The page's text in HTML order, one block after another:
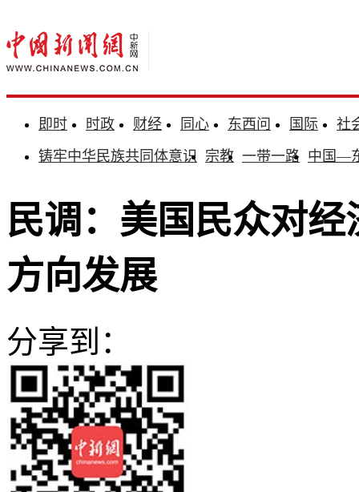
即时 时政 财经 同心 东西问 国际
社
铸牢中华民族共同体意识 宗教 一带一路 中国—
民调：美国民众对
方向发展
分享到：